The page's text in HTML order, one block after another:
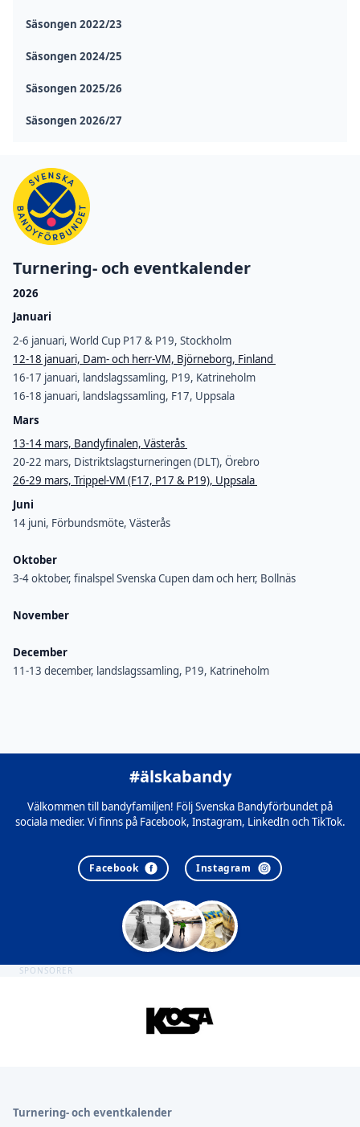
Säsongen 2022/23
Säsongen 2024/25
Säsongen 2025/26
Säsongen 2026/27
Turnering- och eventkalender
2026
Januari
2-6 januari, World Cup P17 & P19, Stockholm
12-18 januari, Dam- och herr-VM, Björneborg, Finland
16-17 januari, landslagssamling, P19, Katrineholm
16-18 januari, landslagssamling, F17, Uppsala
Mars
13-14 mars, Bandyfinalen, Västerås
20-22 mars, Distriktslagsturneringen (DLT), Örebro
26-29 mars, Trippel-VM (F17, P17 & P19), Uppsala
Juni
14 juni, Förbundsmöte, Västerås
Oktober
3-4 oktober, finalspel Svenska Cupen dam och herr, Bollnäs
November
December
11-13 december, landslagssamling, P19, Katrineholm
#älskabandy
Välkommen till bandyfamiljen! Följ Svenska Bandyförbundet på
sociala medier. Vi finns på Facebook, Instagram, LinkedIn och TikTok.
Facebook Instagram
SPONSORER
Turnering- och eventkalender